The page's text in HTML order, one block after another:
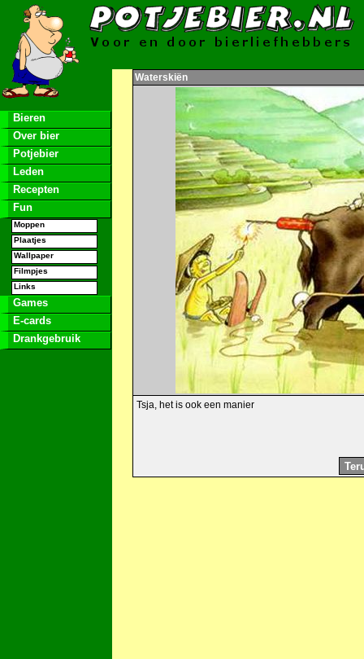
Bieren
Over bier
Potjebier
Leden
Recepten
Fun
Moppen
Plaatjes
Wallpaper
Filmpjes
Links
Games
E-cards
Drankgebruik
Waterskiën
Tsja, het is ook een manier